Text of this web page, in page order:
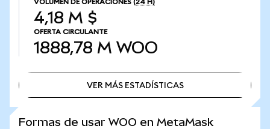
VOLUMEN DE OPERACIONES (24 H)
4,18 M $
OFERTA CIRCULANTE
1888,78 M WOO
VER MÁS ESTADÍSTICAS
Formas de usar WOO en MetaMask